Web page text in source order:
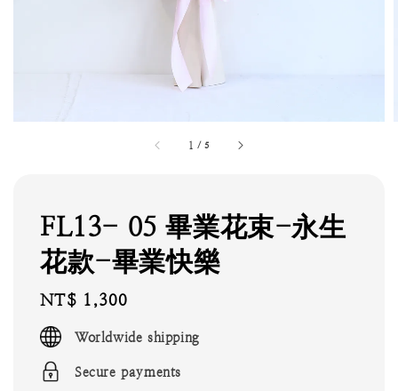
1 /5
FL13- 05 畢業花束-永生
花款-畢業快樂
Regular
price
NT$ 1,300
Worldwide shipping
Secure payments